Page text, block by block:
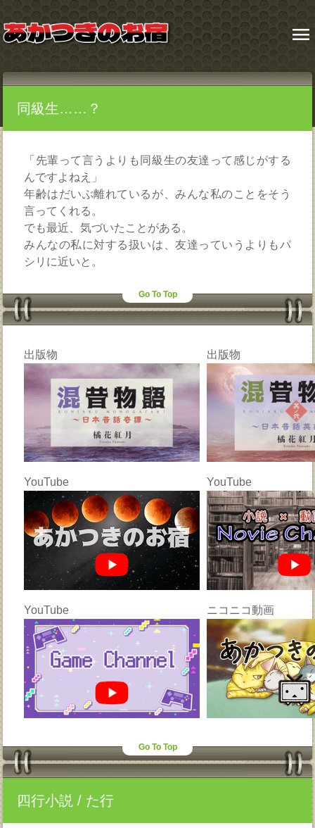
menu
同級生……？
「先輩って言うよりも同級生の友達って感じがする
んですよねえ」
年齢はだいぶ離れているが、みんな私のことをそう
言ってくれる。
でも最近、気づいたことがある。
みんなの私に対する扱いは、友達っていうよりもパ
シリに近いと。
Go To Top
出版物 出版物
YouTube YouTube
YouTube ニコニコ動画
Go To Top
四行小説 / た行